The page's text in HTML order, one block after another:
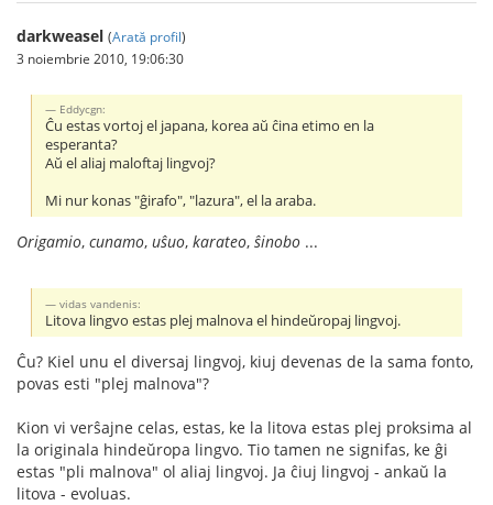
darkweasel (Arată profil)
3 noiembrie 2010, 19:06:30
Eddycgn:
Ĉu estas vortoj el japana, korea aŭ ĉina etimo en la
esperanta?
Aŭ el aliaj maloftaj lingvoj?
Mi nur konas "ĝirafo", "lazura", el la araba.
Origamio, cunamo, uŝuo, karateo, ŝinobo ...
vidas vandenis:
Litova lingvo estas plej malnova el hindeŭropaj lingvoj.
Ĉu? Kiel unu el diversaj lingvoj, kiuj devenas de la sama fonto,
povas esti "plej malnova"?
Kion vi verŝajne celas, estas, ke la litova estas plej proksima al
la originala hindeŭropa lingvo. Tio tamen ne signifas, ke ĝi
estas "pli malnova" ol aliaj lingvoj. Ja ĉiuj lingvoj - ankaŭ la
litova - evoluas.